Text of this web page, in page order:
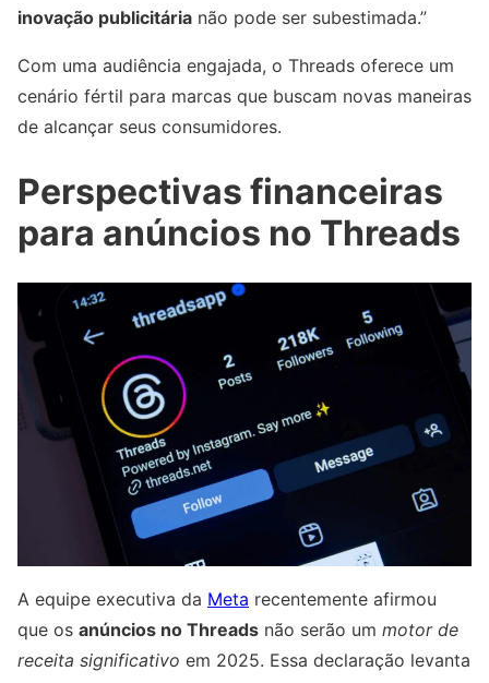
inovação publicitária não pode ser subestimada.”
Com uma audiência engajada, o Threads oferece um
cenário fértil para marcas que buscam novas maneiras
de alcançar seus consumidores.
Perspectivas financeiras
para anúncios no Threads
A equipe executiva da Meta recentemente afirmou
que os anúncios no Threads não serão um motor de
receita significativo em 2025. Essa declaração levanta